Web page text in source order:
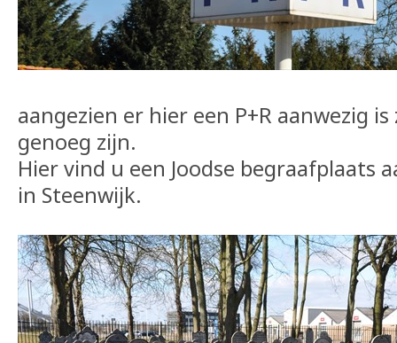
aangezien er hier een P+R aanwezig
genoeg zijn.
Hier vind u een Joodse begraafplaats
in Steenwijk.